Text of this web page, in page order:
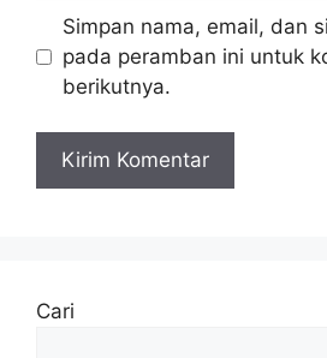
Simpan nama, email, dan
pada peramban ini untuk
berikutnya.
Cari